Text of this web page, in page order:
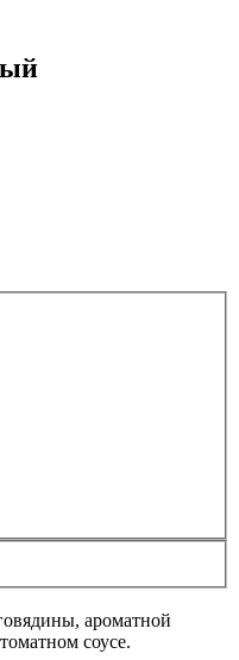
ароматной
соусе.